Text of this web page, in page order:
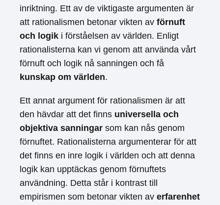
inriktning. Ett av de viktigaste argumenten är
att rationalismen betonar vikten av förnuft
och logik i förståelsen av världen. Enligt
rationalisterna kan vi genom att använda vårt
förnuft och logik nå sanningen och få
kunskap om världen.
Ett annat argument för rationalismen är att
den hävdar att det finns universella och
objektiva sanningar som kan nås genom
förnuftet. Rationalisterna argumenterar för att
det finns en inre logik i världen och att denna
logik kan upptäckas genom förnuftets
användning. Detta står i kontrast till
empirismen som betonar vikten av erfarenhet